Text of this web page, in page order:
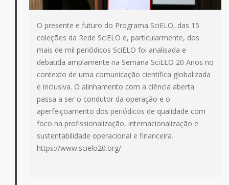
O presente e futuro do Programa SciELO, das 15
coleções da Rede SciELO e, particularmente, dos
mais de mil periódicos SciELO foi analisada e
debatida amplamente na Semana SciELO 20 Anos no
contexto de uma comunicação científica globalizada
e inclusiva. O alinhamento com a ciência aberta
passa a ser o condutor da operação e o
aperfeiçoamento dos periódicos de qualidade com
foco na profissionalização, internacionalização e
sustentabilidade operacional e financeira.
https://www.scielo20.org/